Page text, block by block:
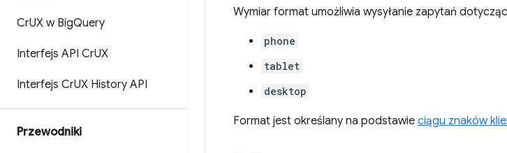
CrUX w BigQuery
Interfejs API CrUX
Interfejs CrUX History API
Przewodniki
Wymiar format umożliwia wysyłanie zapytań
phone
tablet
desktop
Format jest określany na podstawie ciągu znaków